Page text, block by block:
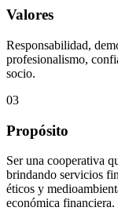
Valores
Responsabilidad,
profesionalismo,
socio.
03
Propósito
Ser una cooperativa
brindando servicios
éticos y
económica financiera.